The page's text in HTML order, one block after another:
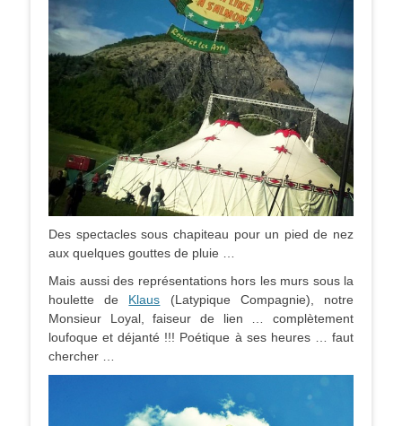
Des spectacles sous chapiteau pour un pied de nez
aux quelques gouttes de pluie …
Mais aussi des représentations hors les murs sous la
houlette de Klaus (Latypique Compagnie), notre
Monsieur Loyal, faiseur de lien … complètement
loufoque et déjanté !!! Poétique à ses heures … faut
chercher …